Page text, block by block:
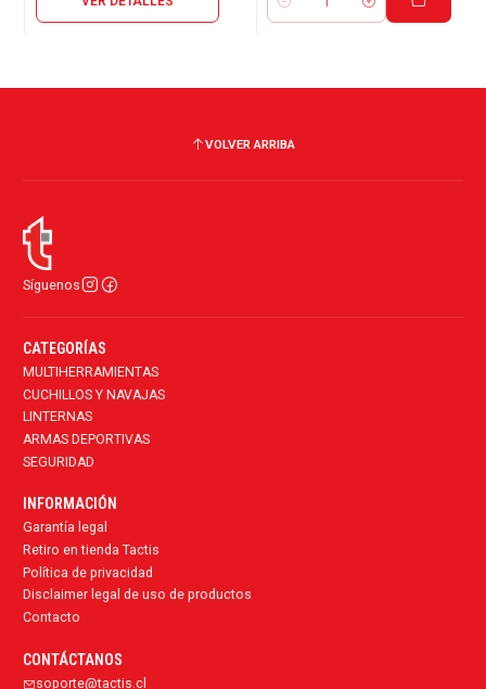
Cantidad
VOLVER ARRIBA
Síguenos
CATEGORÍAS
MULTIHERRAMIENTAS
CUCHILLOS Y NAVAJAS
LINTERNAS
ARMAS DEPORTIVAS
SEGURIDAD
INFORMACIÓN
Garantía legal
Retiro en tienda Tactis
Política de privacidad
Disclaimer legal de uso de productos
Contacto
CONTÁCTANOS
soporte@tactis.cl